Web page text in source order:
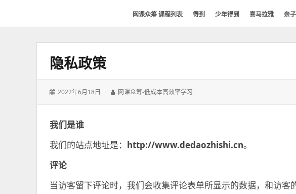
课
群-
网课众筹 课程列表 得到 少年得到 喜马拉雅 亲
隐私政策
发
2022年6月18日
作
网课众筹-低成本高效率学习
我们是谁
我们的站点地址是： http://www.dedaozhishi.cn。
评论
当访客留下评论时，我们会收集评论表单所显示的数据，和访